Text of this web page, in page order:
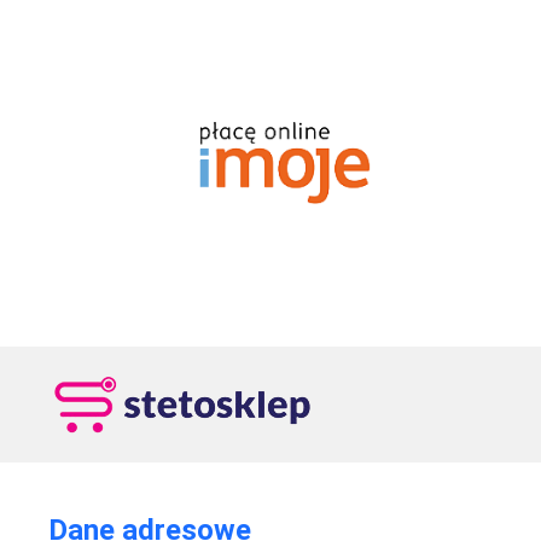
Dane adresowe